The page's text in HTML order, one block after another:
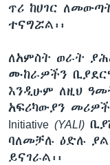
ጥሪ ከሀገር
ተናግሯል፡፡
ለአምስት ወራት
ሙከራዎችን
እንዲሁም ለዚህ
አፍሪካውያን መሪዎች
Initiative (YALI)
ባለመቻሉ ዕድሉ
ይናገራል፡፡